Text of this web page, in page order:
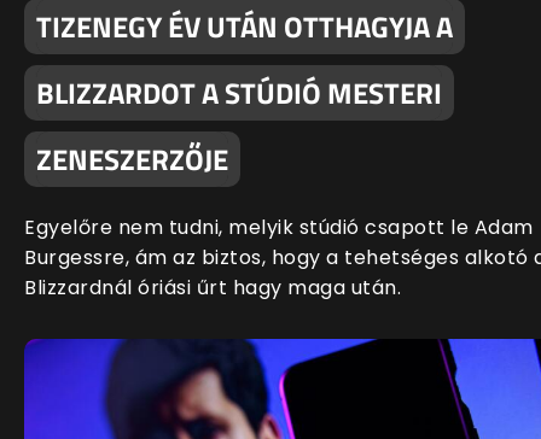
TIZENEGY ÉV UTÁN OTTHAGYJA A
BLIZZARDOT A STÚDIÓ MESTERI
ZENESZERZŐJE
Egyelőre nem tudni, melyik stúdió csapott le Adam
Burgessre, ám az biztos, hogy a tehetséges alkotó
Blizzardnál óriási űrt hagy maga után.